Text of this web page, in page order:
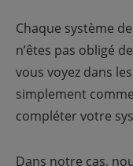
Chaque système
n’êtes pas obligé
vous voyez dans
simplement
compléter votre
Dans notre cas,